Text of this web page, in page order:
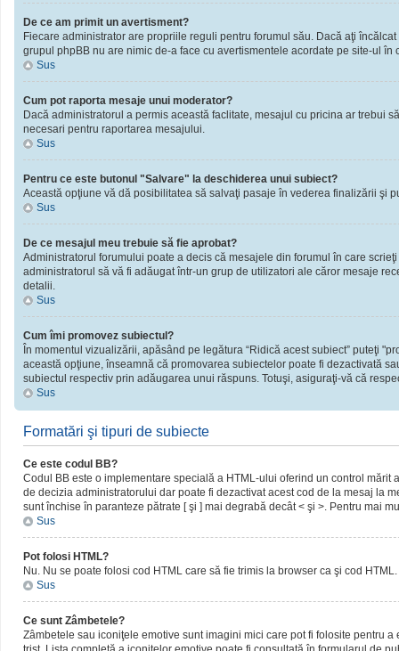
De ce am primit un avertisment?
Fiecare administrator are propriile reguli pentru forumul său. Dacă aţi
grupul phpBB nu are nimic de-a face cu avertismentele acordate pe site-ul
Sus
Cum pot raporta mesaje unui moderator?
Dacă administratorul a permis această faclitate, mesajul cu pricina ar trebui
necesari pentru raportarea mesajului.
Sus
Pentru ce este butonul "Salvare" la deschiderea unui subiect?
Această opţiune vă dă posibilitatea să salvaţi pasaje în vederea finalizării şi
Sus
De ce mesajul meu trebuie să fie aprobat?
Administratorul forumului poate a decis că mesajele din forumul în care
administratorul să vă fi adăugat într-un grup de utilizatori ale căror mesaje
detalii.
Sus
Cum îmi promovez subiectul?
În momentul vizualizării, apăsând pe legătura “Ridică acest subiect” puteţi
această opţiune, înseamnă că promovarea subiectelor poate fi dezactivată
subiectul respectiv prin adăugarea unui răspuns. Totuşi, asiguraţi-vă că
Sus
Formatări şi tipuri de subiecte
Ce este codul BB?
Codul BB este o implementare specială a HTML-ului oferind un control
de decizia administratorului dar poate fi dezactivat acest cod de la mesaj la
sunt închise în paranteze pătrate [ şi ] mai degrabă decât < şi >. Pentru mai
Sus
Pot folosi HTML?
Nu. Nu se poate folosi cod HTML care să fie trimis la browser ca şi cod
Sus
Ce sunt Zâmbetele?
Zâmbetele sau iconiţele emotive sunt imagini mici care pot fi folosite pentru